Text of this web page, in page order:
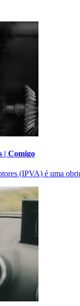
| Comigo
(IPVA) é uma